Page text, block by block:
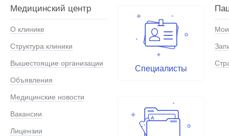
Медицинский центр
О клинике
Структура клиники
Вышестоящие организации
Объявления
Медицинские новости
Вакансии
Лицензии
Специалисты